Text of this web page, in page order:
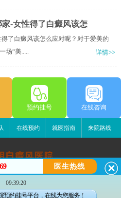
-女性得了白癜风该怎
了白癜风该怎么应对呢？对于爱美的
“美.....
详情>>
预约挂号 在线咨询
在线预约 就医指南 来院路线
癜风医院
华区护国路2号
昆明白癜风医院
医生热线
09:39:20
预约挂号平台，在线为您服务！